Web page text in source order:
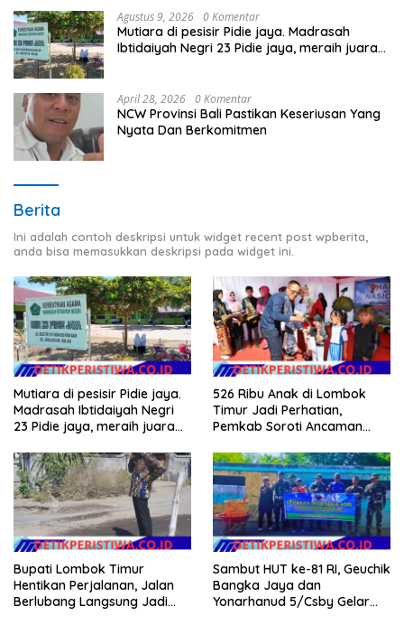
Agustus 9, 2026 0 Komentar
Mutiara di pesisir Pidie jaya. Madrasah
Ibtidaiyah Negri 23 Pidie jaya, meraih juara
April 28, 2026 0 Komentar
NCW Provinsi Bali Pastikan Keseriusan Yang
Nyata Dan Berkomitmen
Berita
Ini adalah contoh deskripsi untuk widget recent post wpberita,
anda bisa memasukkan deskripsi pada widget ini.
Mutiara di pesisir Pidie jaya.
Madrasah Ibtidaiyah Negri
23 Pidie jaya, meraih juara
526 Ribu Anak di Lombok
Timur Jadi Perhatian,
Pemkab Soroti Ancaman
Pernikahan Dini
Bupati Lombok Timur
Hentikan Perjalanan, Jalan
Berlubang Langsung Jadi
Sambut HUT ke-81 RI, Geuchik
Bangka Jaya dan
Yonarhanud 5/Csby Gelar